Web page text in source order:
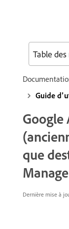
Guide
Google
que
Dernière mise à
Table